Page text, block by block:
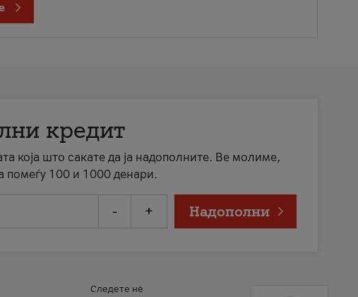
кредит
која што сакате да ја надополните. Ве молиме,
помеѓу 100 и 1000 денари.
- + Надополни
Следете нè